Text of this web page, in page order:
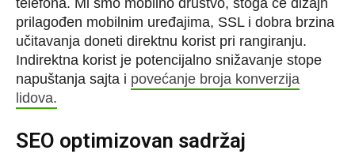
telefona. Mi smo mobilno društvo, stoga će dizajn
prilagođen mobilnim uređajima, SSL i dobra brzina
učitavanja doneti direktnu korist pri rangiranju.
Indirektna korist je potencijalno snižavanje stope
napuštanja sajta i povećanje broja konverzija
lidova.
SEO optimizovan sadržaj